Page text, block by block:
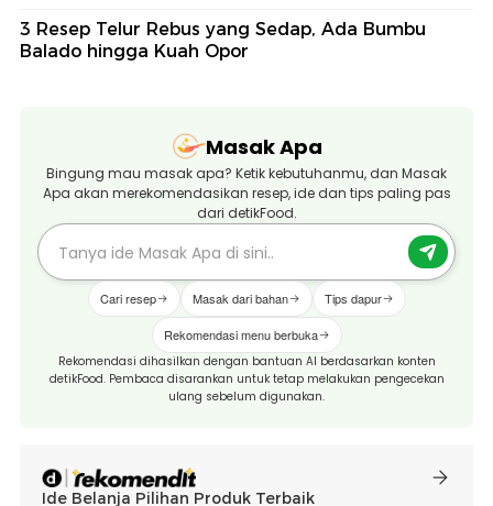
3 Resep Telur Rebus yang Sedap, Ada Bumbu
Balado hingga Kuah Opor
Masak Apa
Bingung mau masak apa? Ketik kebutuhanmu, dan Masak
Apa akan merekomendasikan resep, ide dan tips paling pas
dari detikFood.
Cari resep Masak dari bahan Tips dapur
Rekomendasi menu berbuka
Rekomendasi dihasilkan dengan bantuan AI berdasarkan konten
detikFood. Pembaca disarankan untuk tetap melakukan pengecekan
ulang sebelum digunakan.